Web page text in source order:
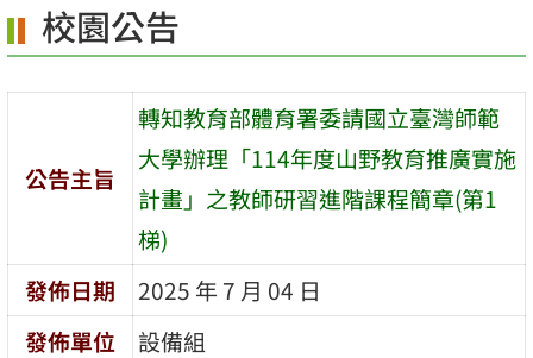
區
校園公告
公告主旨
轉知教育部體育署委請國立臺灣師範
大學辦理「114年度山野教育推廣實施
計畫」之教師研習進階課程簡章(第1
梯)
發佈日期
2025 年 7 月 04 日
發佈單位
設備組